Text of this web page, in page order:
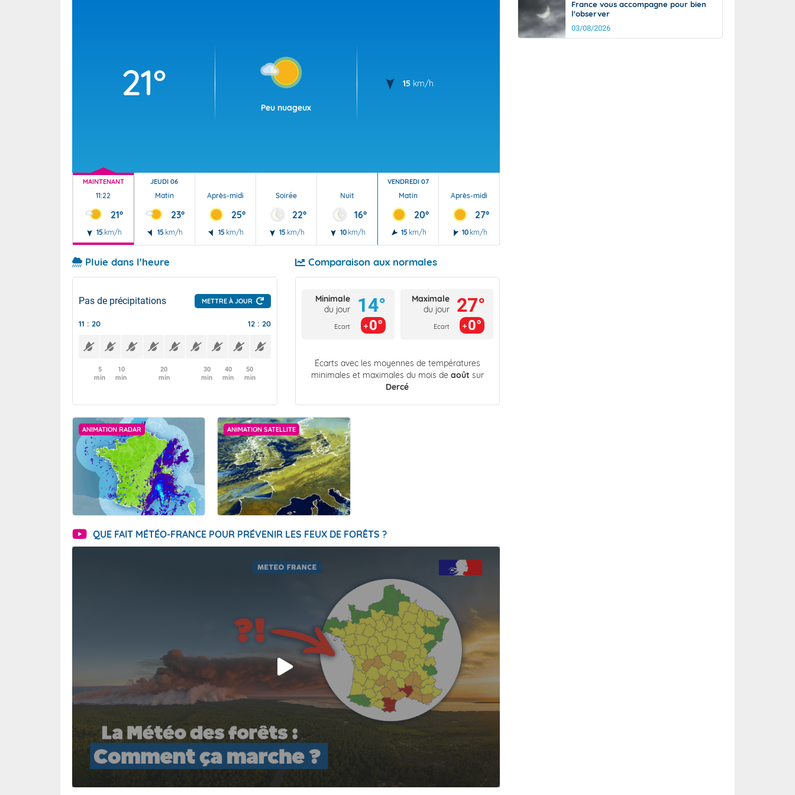
21°
Peu nuageux
15 km/h
MAINTENANT
11:22
21°
15 km/h
JEUDI 06
Matin
23°
15 km/h
Après-midi
25°
15 km/h
Soirée
22°
15 km/h
Nuit
16°
10 km/h
VENDREDI 07
Matin
20°
15 km/h
Après-midi
27°
10 km/h
Pluie dans l'heure
Pas de précipitations METTRE À JOUR
11 : 20 12 : 20
5
min
10
min
20
min
30
min
40
min
50
min
Comparaison aux normales
Minimale
du jour
Ecart
14°
0°
Maximale
du jour
Ecart
27°
0°
Écarts avec les moyennes de températures
minimales et maximales du mois de août sur
Dercé
ANIMATION RADAR ANIMATION SATELLITE
QUE FAIT MÉTÉO-FRANCE POUR PRÉVENIR LES FEUX DE FORÊTS ?
France vous accompagne pour bien
l'observer
03/08/2026